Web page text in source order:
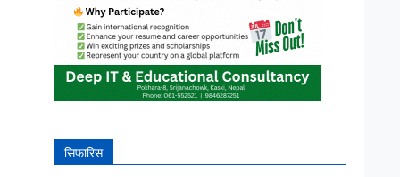
सिफारिस